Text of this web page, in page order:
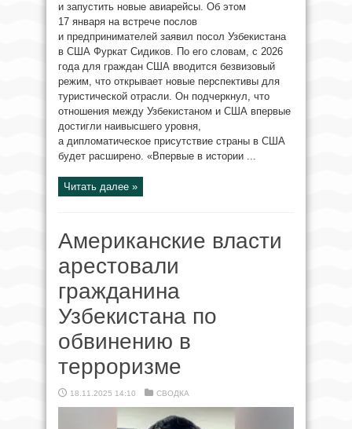
и запустить новые авиарейсы. Об этом
17 января на встрече послов
и предпринимателей заявил посол Узбекистана
в США Фуркат Сидиков. По его словам, с 2026
года для граждан США вводится безвизовый
режим, что открывает новые перспективы для
туристической отрасли. Он подчеркнул, что
отношения между Узбекистаном и США впервые
достигли наивысшего уровня,
а дипломатическое присутствие страны в США
будет расширено. «Впервые в истории ...
Читать далее »
Американские власти
арестовали
гражданина
Узбекистана по
обвинению в
терроризме
18.11.2025 14:10 СВОДКА